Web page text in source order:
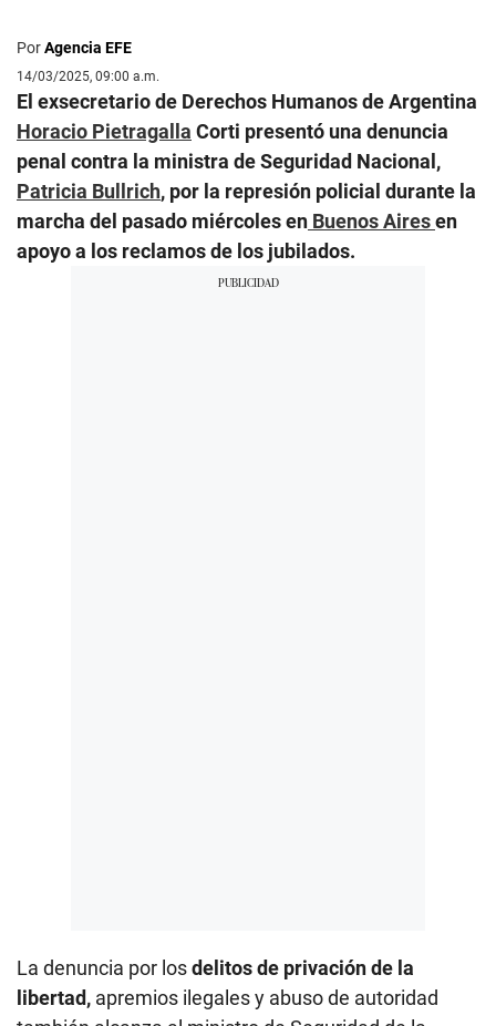
PorAgencia EFE
14/03/2025, 09:00 a.m.
El exsecretario de Derechos Humanos de Argentina
Horacio Pietragalla Corti presentó una denuncia
penal contra la ministra de Seguridad Nacional,
Patricia Bullrich, por la represión policial durante la
marcha del pasado miércoles en Buenos Airesen
apoyo a los reclamos de los jubilados.
La denuncia por losdelitos de privación de la
libertad, apremios ilegales y abuso de autoridad